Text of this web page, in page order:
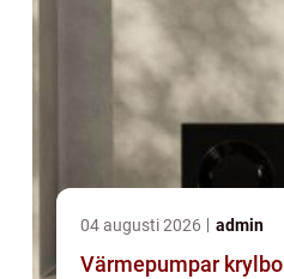
04 augusti 2026 admin
Värmepumpar krylbo